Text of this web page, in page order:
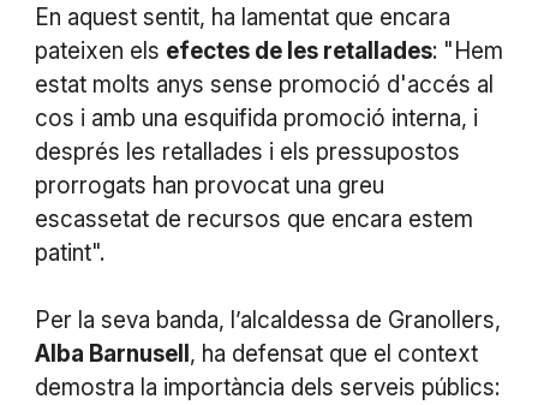
En aquest sentit, ha lamentat que encara
pateixen els efectes de les retallades: "Hem
estat molts anys sense promoció d'accés al
cos i amb una esquifida promoció interna, i
després les retallades i els pressupostos
prorrogats han provocat una greu
escassetat de recursos que encara estem
patint".
Per la seva banda, l’alcaldessa de Granollers,
Alba Barnusell , ha defensat que el context
demostra la importància dels serveis públics: